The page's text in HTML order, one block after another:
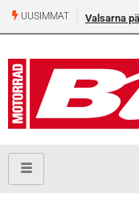
UUSIMMAT Valsarna